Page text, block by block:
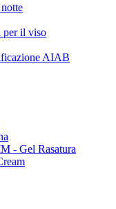
per il viso
AIAB
- Gel Rasatura